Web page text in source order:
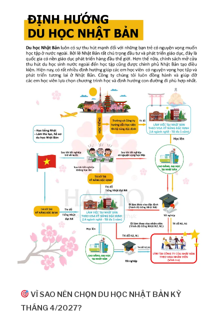
VÌ SAO NÊN CHỌN DU HỌC NHẬT BẢN KỲ
THÁNG 4/2027?